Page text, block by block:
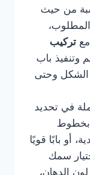
من حيث
تركيب
وتنفيذ باب
الشكل وحتى
في تحديد
بخطوط
أو بابًا قويًا
سمك
الدهان،